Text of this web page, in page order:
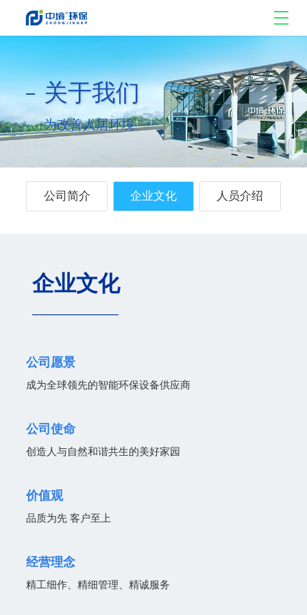
关于我们
为改善人居环境
公司简介 企业文化 人员介绍
企业文化
———————
公司愿景
成为全球领先的智能环保设备供应商
公司使命
创造人与自然和谐共生的美好家园
价值观
品质为先 客户至上
经营理念
精工细作、精细管理、精诚服务